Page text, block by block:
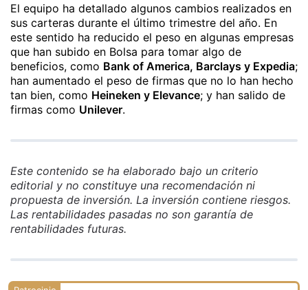
El equipo ha detallado algunos cambios realizados en
sus carteras durante el último trimestre del año. En
este sentido ha reducido el peso en algunas empresas
que han subido en Bolsa para tomar algo de
beneficios, como Bank of America, Barclays y Expedia;
han aumentado el peso de firmas que no lo han hecho
tan bien, como Heineken y Elevance; y han salido de
firmas como Unilever.
Este contenido se ha elaborado bajo un criterio
editorial y no constituye una recomendación ni
propuesta de inversión. La inversión contiene riesgos.
Las rentabilidades pasadas no son garantía de
rentabilidades futuras.